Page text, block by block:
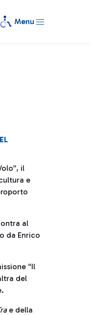
Menu
il
e
al
da Enrico
“Il
del
e della